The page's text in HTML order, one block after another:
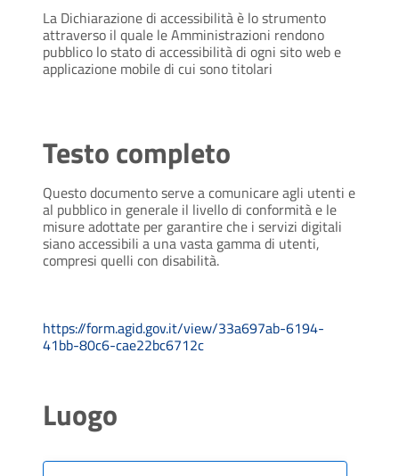
La Dichiarazione di accessibilità è lo strumento
attraverso il quale le Amministrazioni rendono
pubblico lo stato di accessibilità di ogni sito web e
applicazione mobile di cui sono titolari
Testo completo
Questo documento serve a comunicare agli utenti e
al pubblico in generale il livello di conformità e le
misure adottate per garantire che i servizi digitali
siano accessibili a una vasta gamma di utenti,
compresi quelli con disabilità.
https://form.agid.gov.it/view/33a697ab-6194-
41bb-80c6-cae22bc6712c
Luogo